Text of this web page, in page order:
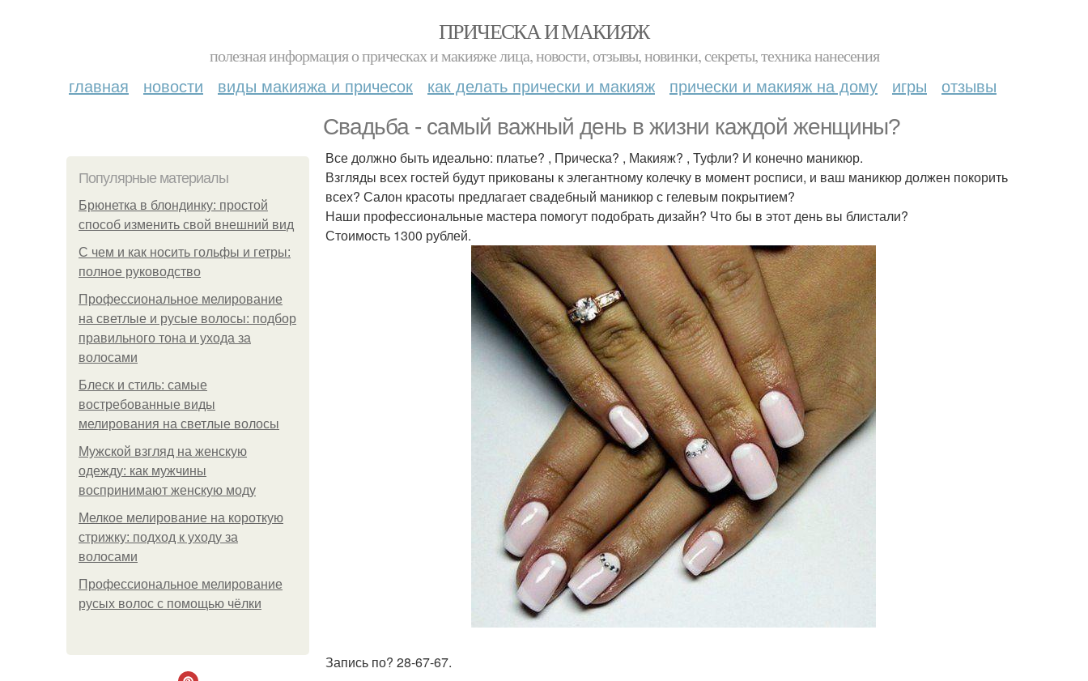
ПРИЧЕСКА И МАКИЯЖ
полезная информация о прическах и макияже лица, новости, отзывы, новинки, секреты, техника нанесения
главная новости виды макияжа и причесок как делать прически и макияж прически и макияж на дому игры отзывы
Свадьба - самый важный день в жизни каждой женщины?
Популярные материалы
Брюнетка в блондинку: простой
способ изменить свой внешний вид
С чем и как носить гольфы и гетры:
полное руководство
Профессиональное мелирование
на светлые и русые волосы: подбор
правильного тона и ухода за
волосами
Блеск и стиль: самые
востребованные виды
мелирования на светлые волосы
Мужской взгляд на женскую
одежду: как мужчины
воспринимают женскую моду
Мелкое мелирование на короткую
стрижку: подход к уходу за
волосами
Профессиональное мелирование
русых волос с помощью чёлки
Все должно быть идеально: платье? , Прическа? , Макияж? , Туфли? И конечно маникюр.
Взгляды всех гостей будут прикованы к элегантному колечку в момент росписи, и ваш маникюр должен покорить
всех? Салон красоты предлагает свадебный маникюр с гелевым покрытием?
Наши профессиональные мастера помогут подобрать дизайн? Что бы в этот день вы блистали?
Стоимость 1300 рублей.
Запись по? 28-67-67.